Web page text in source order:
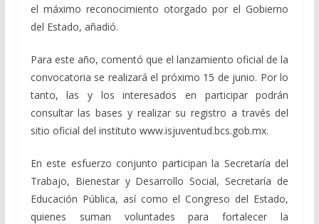
el máximo reconocimiento otorgado por el Gobierno
del Estado, añadió.
Para este año, comentó que el lanzamiento oficial de la
convocatoria se realizará el próximo 15 de junio. Por lo
tanto, las y los interesados en participar podrán
consultar las bases y realizar su registro a través del
sitio oficial del instituto www.isjuventud.bcs.gob.mx.
En este esfuerzo conjunto participan la Secretaría del
Trabajo, Bienestar y Desarrollo Social, Secretaría de
Educación Pública, así como el Congreso del Estado,
quienes suman voluntades para fortalecer la